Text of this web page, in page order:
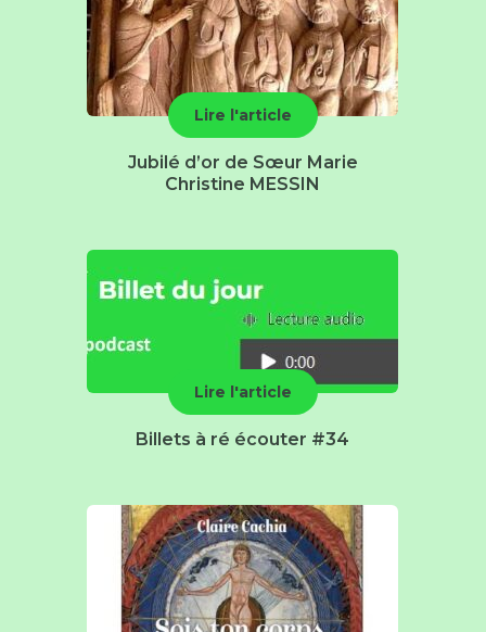
Lire l'article
Jubilé d’or de Sœur Marie
Christine MESSIN
Lire l'article
Billets à ré écouter #34